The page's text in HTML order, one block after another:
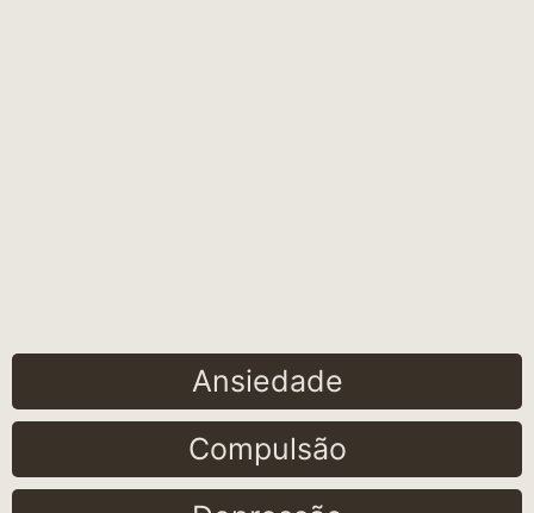
Ansiedade
Compulsão